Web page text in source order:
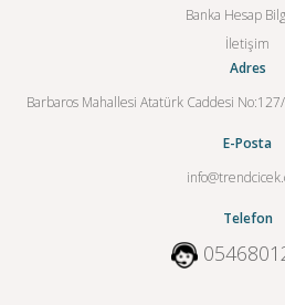
Banka Hesap
İletişim
Adres
Barbaros Mahallesi Atatürk Caddesi
E-Posta
Telefon